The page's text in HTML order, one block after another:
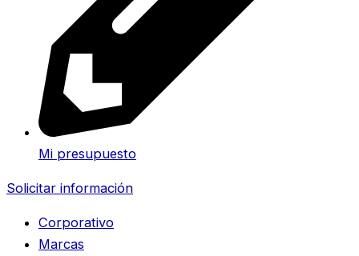
Mi presupuesto
Solicitar información
Corporativo
Marcas